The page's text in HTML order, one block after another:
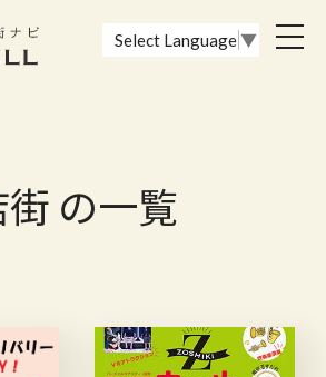
Select Language ▼
の一覧